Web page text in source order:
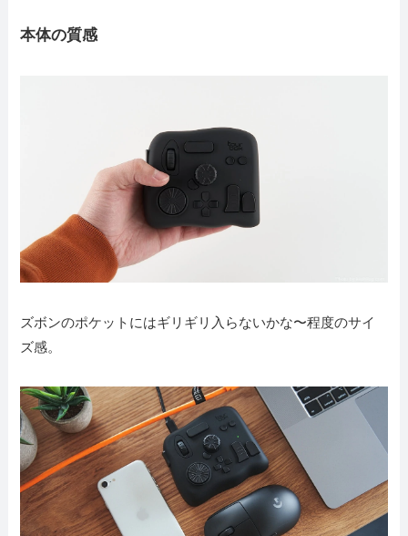
本体の質感
ズボンのポケットにはギリギリ入らないかな〜程度のサイ
ズ感。